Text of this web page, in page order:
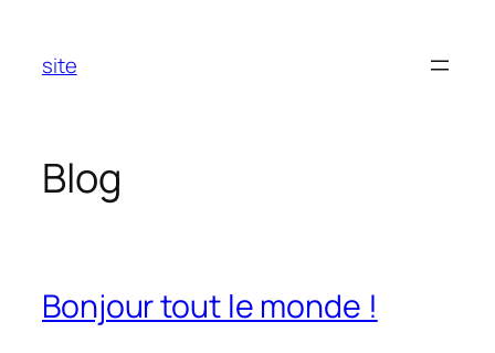
contenu
site
Blog
Bonjour tout le monde !